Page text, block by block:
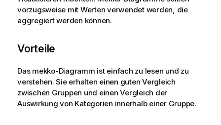
vorzugsweise mit Werten verwendet werden, die
aggregiert werden können.
Vorteile
Das mekko-Diagramm ist einfach zu lesen und zu
verstehen. Sie erhalten einen guten Vergleich
zwischen Gruppen und einen Vergleich der
Auswirkung von Kategorien innerhalb einer Gruppe.